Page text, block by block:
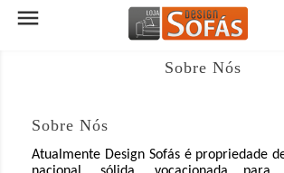

Sobre Nós
Sobre Nós
Atualmente Design Sofás é propriedade